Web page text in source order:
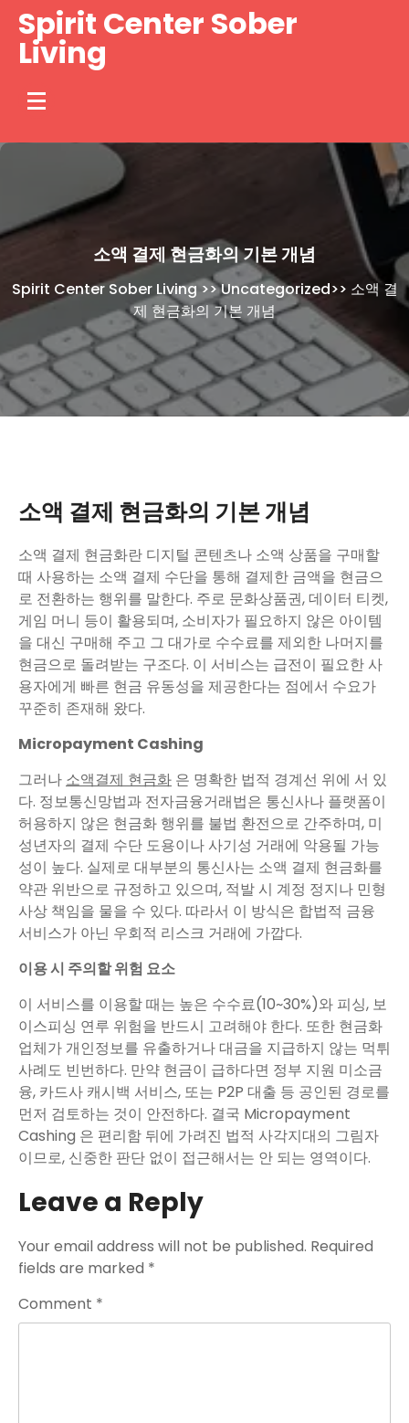
Skip
content
Spirit Center Sober
Living
소액 결제 현금화의 기본 개념
Spirit Center Sober Living >>Uncategorized>> 소액 결
제 현금화의 기본 개념
소액 결제 현금화의 기본 개념
소액 결제 현금화란 디지털 콘텐츠나 소액 상품을 구매할
때 사용하는 소액 결제 수단을 통해 결제한 금액을 현금으
로 전환하는 행위를 말한다. 주로 문화상품권, 데이터 티켓,
게임 머니 등이 활용되며, 소비자가 필요하지 않은 아이템
을 대신 구매해 주고 그 대가로 수수료를 제외한 나머지를
현금으로 돌려받는 구조다. 이 서비스는 급전이 필요한 사
용자에게 빠른 현금 유동성을 제공한다는 점에서 수요가
꾸준히 존재해 왔다.
Micropayment Cashing
그러나 소액결제 현금화 은 명확한 법적 경계선 위에 서 있
다. 정보통신망법과 전자금융거래법은 통신사나 플랫폼이
허용하지 않은 현금화 행위를 불법 환전으로 간주하며, 미
성년자의 결제 수단 도용이나 사기성 거래에 악용될 가능
성이 높다. 실제로 대부분의 통신사는 소액 결제 현금화를
약관 위반으로 규정하고 있으며, 적발 시 계정 정지나 민형
사상 책임을 물을 수 있다. 따라서 이 방식은 합법적 금융
서비스가 아닌 우회적 리스크 거래에 가깝다.
이용 시 주의할 위험 요소
이 서비스를 이용할 때는 높은 수수료(10~30%)와 피싱, 보
이스피싱 연루 위험을 반드시 고려해야 한다. 또한 현금화
업체가 개인정보를 유출하거나 대금을 지급하지 않는 먹튀
사례도 빈번하다. 만약 현금이 급하다면 정부 지원 미소금
융, 카드사 캐시백 서비스, 또는 P2P 대출 등 공인된 경로를
먼저 검토하는 것이 안전하다. 결국 Micropayment
Cashing 은 편리함 뒤에 가려진 법적 사각지대의 그림자
이므로, 신중한 판단 없이 접근해서는 안 되는 영역이다.
Leave a Reply
Your email address will not be published. Required
fields are marked *
Comment *